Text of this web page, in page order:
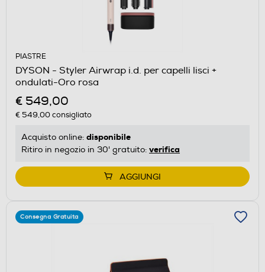
PIASTRE
DYSON - Styler Airwrap i.d. per capelli lisci +
ondulati-Oro rosa
€ 549,00
€ 549,00consigliato
Acquisto online: disponibile
Ritiro in negozio in 30' gratuito: verifica
AGGIUNGI
Consegna Gratuita